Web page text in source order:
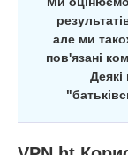
але ми
пов'язані